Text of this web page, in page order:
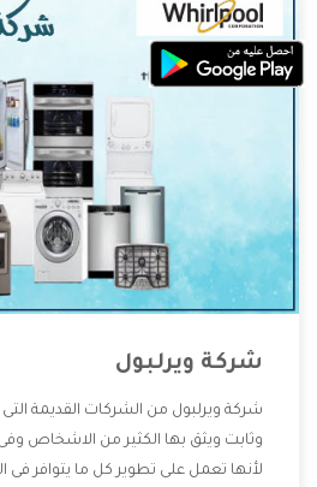
شركة ويرلبول
شركة ويرلبول من الشركات القديمة
وثابت ويثق بها الكثير من الاشخاص
لأنها تعمل على تطوير كل ما يتوافر فى